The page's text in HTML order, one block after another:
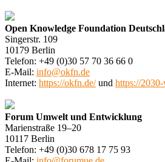
Open Knowledge Foundation
Singerstr. 109
10179 Berlin
Telefon: +49 (0)30 57 70 36 66 0
E-Mail: info@okfn.de
Internet: https://okfn.de/und https://
Forum Umwelt und Entwicklung
Marienstraße 19–20
10117 Berlin
Telefon: +49 (0)30 678 17 75 93